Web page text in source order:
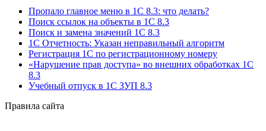
Пропало главное меню в 1С 8.3: что делать?
Поиск ссылок на объекты в 1С 8.3
Поиск и замена значений 1С 8.3
1С Отчетность: Указан неправильный алгоритм
Регистрация 1С по регистрационному номеру
«Нарушение прав доступа» во внешних обработках 1С
8.3
Учебный отпуск в 1С ЗУП 8.3
Правила сайта